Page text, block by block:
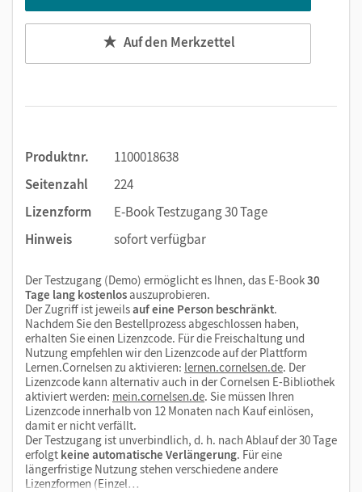
Die Medien sind wichtige Bestandteile dieses E-Books. Sie
sind seitengenau platziert, damit Sie und Ihre Schüler/-innen
jederzeit unkompliziert darauf zugreifen können. So
zeitaufwendiges Suchen!
Medien in diesem E-Book:
Erklärfilme
Audios
Externe Weblinks
Auf den Merkzettel
Produktnr.
1100018638
Seitenzahl
224
Lizenzform
E-Book Testzugang 30 Tage
Hinweis
sofort verfügbar
Der Testzugang (Demo) ermöglicht es Ihnen, das E-Book30
Tage lang kostenlosauszuprobieren.
Der Zugriff ist jeweilsauf eine Person beschränkt.
Nachdem Sie den Bestellprozess abgeschlossen haben,
erhalten Sie einen Lizenzcode. Für die Freischaltung und
Nutzung empfehlen wir den Lizenzcode auf der Plattform
Lernen.Cornelsen zu aktivieren: lernen.cornelsen.de. Der
Lizenzcode kann alternativ auch in der Cornelsen E-Bibliothek
aktiviert werden: mein.cornelsen.de. Sie müssen Ihren
Lizenzcode innerhalb von 12 Monaten nach Kauf einlösen,
damit er nicht verfällt.
Der Testzugang ist unverbindlich, d. h. nach Ablauf der 30 Tage
erfolgt keine automatische Verlängerung. Für eine
längerfristige Nutzung stehen verschiedene andere
Lizenzformen (Einzel…